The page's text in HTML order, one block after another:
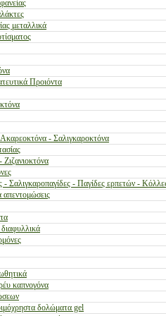
μεταλλικά
Προιόντα
- Σαλιγκαροκτόνα
- Σαλιγκαροπαγίδες - Παγίδες ερπετών -
απεντομώσεις
καπνογόνα
δολώματα gel